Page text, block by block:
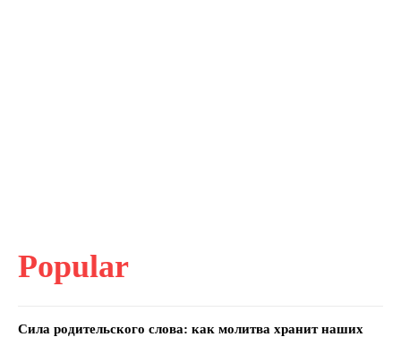
Popular
Сила родительского слова: как молитва хранит наших